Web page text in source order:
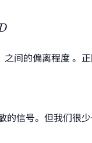
间的偏离程度 。
信号。但我们很少